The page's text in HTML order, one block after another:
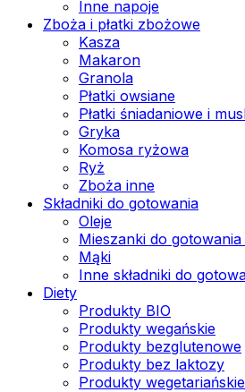
Inne napoje
Zboża i płatki zbożowe
Kasza
Makaron
Granola
Płatki owsiane
Płatki śniadaniowe i
Gryka
Komosa ryżowa
Ryż
Zboża inne
Składniki do gotowania
Oleje
Mieszanki do
Mąki
Inne składniki do
Diety
Produkty BIO
Produkty wegańskie
Produkty bezglutenowe
Produkty bez laktozy
Produkty wegetariańskie